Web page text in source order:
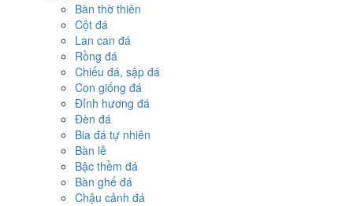
Bàn thờ thiên
Cột đá
Lan can đá
Rồng đá
Chiếu đá, sập đá
Con giống đá
Đỉnh hương đá
Đèn đá
Bia đá tự nhiên
Bàn lễ
Bậc thềm đá
Bàn ghế đá
Chậu cảnh đá